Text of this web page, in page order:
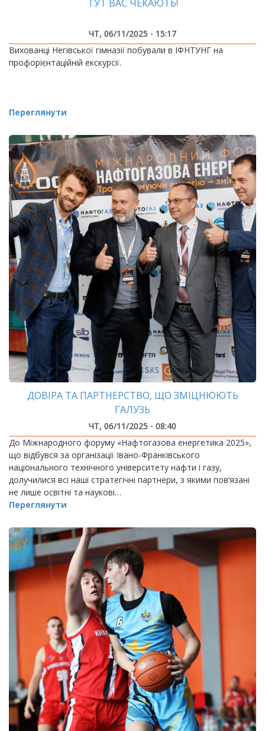
ТУТ ВАС ЧЕКАЮТЬ!
ЧТ, 06/11/2025 - 15:17
Вихованці Негівської гімназії побували в ІФНТУНГ на
профорієнтаційній екскурсії.
Переглянути
ДОВІРА ТА ПАРТНЕРСТВО, ЩО ЗМІЦНЮЮТЬ
ГАЛУЗЬ
ЧТ, 06/11/2025 - 08:40
До Міжнародного форуму «Нафтогазова енергетика 2025»,
що відбувся за організації Івано-Франківського
національного технічного університету нафти і газу,
долучилися всі наші стратегічні партнери, з якими пов’язані
не лише освітні та наукові…
Переглянути